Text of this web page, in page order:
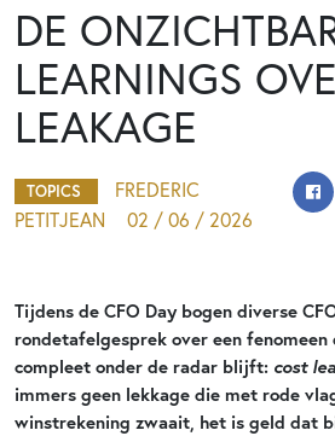
DE
LEARNINGS
LEAKAGE
TOPICS
FREDERIC
PETITJEAN
02 / 06 / 2026
Tijdens de CFO Day bogen diverse
rondetafelgesprek over een
compleet onder de radar blijft: cost
immers geen lekkage die met rode
winstrekening zwaait, het is geld dat